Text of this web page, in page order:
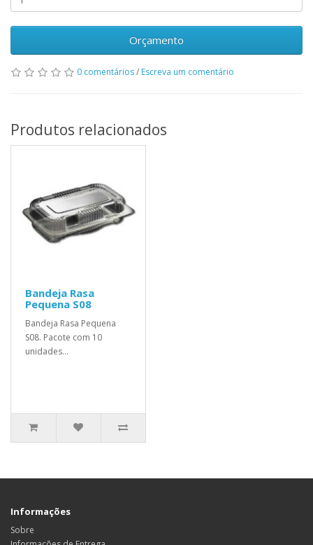
Orçamento
0 comentários/ Escreva um comentário
Produtos relacionados
Bandeja Rasa
Pequena S08
Bandeja Rasa Pequena
S08. Pacote com 10
unidades...
Informações
Sobre